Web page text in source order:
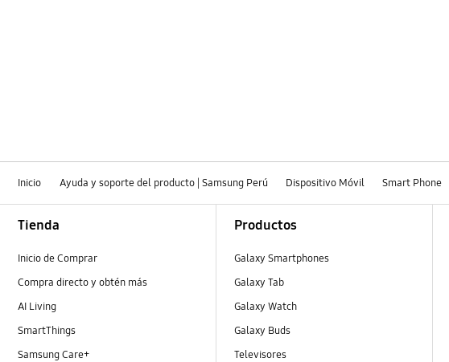
SNS
encendido
Inicio Ayuda y soporte del producto | Samsung Perú Dispositivo Móvil Smart Phone
Tienda
Inicio de Comprar
Compra directo y obtén más
AI Living
SmartThings
Samsung Care+
Productos
Galaxy Smartphones
Galaxy Tab
Galaxy Watch
Galaxy Buds
Televisores